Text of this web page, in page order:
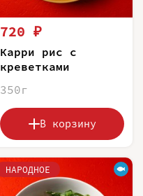
720 ₽
Карри рис с
креветками
350г
В корзину
НАРОДНОЕ